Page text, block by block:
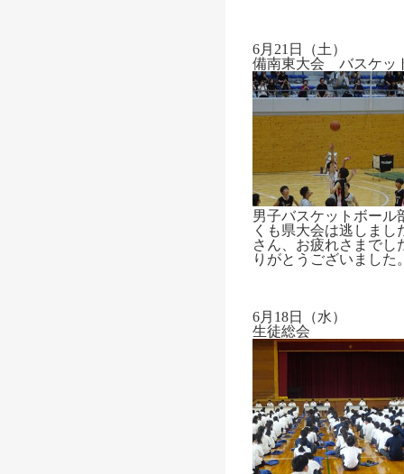
6月21日（土）
備南東大会 バスケッ
男子バスケットボール
くも県大会は逃しま
さん、お疲れさまでし
りがとうございました
6月18日（水）
生徒総会